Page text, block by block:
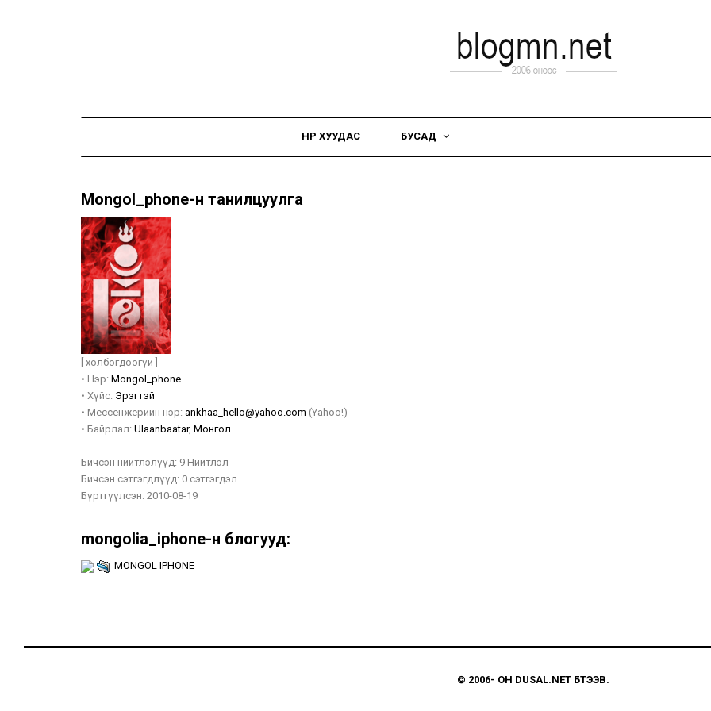
НҮҮР ХУУДАС БУСАД
Mongol_phone-н танилцуулга
[ холбогдоогүй ]
• Нэр: Mongol_phone
• Хүйс: Эрэгтэй
• Мессенжерийн нэр: ankhaa_hello@yahoo.com (Yahoo!)
• Байрлал: Ulaanbaatar, Монгол
Бичсэн нийтлэлүүд: 9 Нийтлэл
Бичсэн сэтгэгдлүүд: 0 сэтгэгдэл
Бүртгүүлсэн: 2010-08-19
mongolia_iphone-н блогууд:
MONGOL IPHONE
© 2006- ОН DUSAL.NET БҮТЭЭВ.